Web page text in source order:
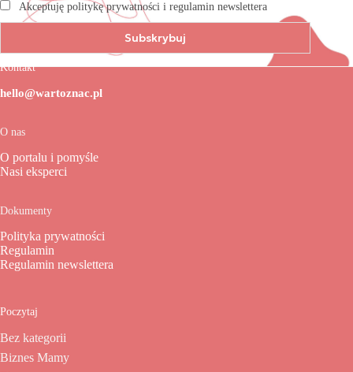
Akceptuję politykę prywatności i regulamin newslettera
Kontakt
hello@wartoznac.pl
O nas
O portalu i pomyśle
Nasi eksperci
Dokumenty
Polityka prywatności
Regulamin
Regulamin newslettera
Poczytaj
Bez kategorii
Biznes Mamy